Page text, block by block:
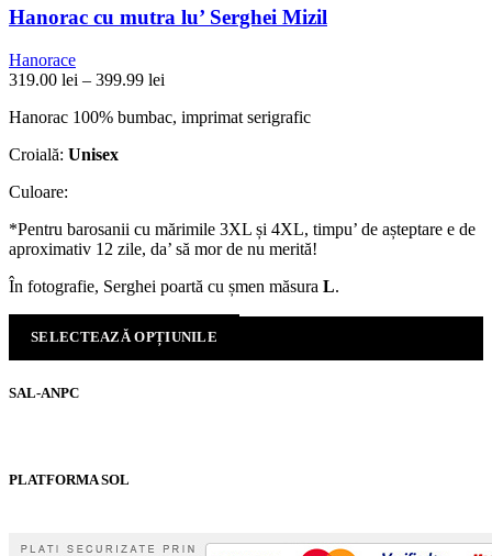
Hanorac cu mutra lu’ Serghei Mizil
Hanorace
319.00 lei – 399.99 lei
prețuri:
Hanorac 100% bumbac, imprimat serigrafic
Croială: Unisex
Culoare:
*Pentru barosanii cu mărimile 3XL și 4XL, timpu’ de așteptare e de
aproximativ 12 zile, da’ să mor de nu merită!
În fotografie, Serghei poartă cu șmen măsura L.
SELECTEAZĂ OPȚIUNILE
SAL-ANPC
PLATFORMA SOL